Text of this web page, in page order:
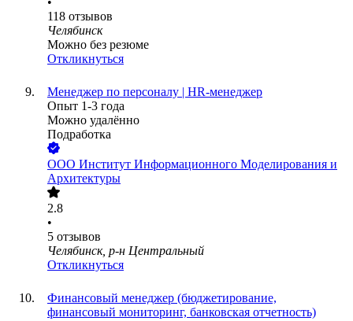
118 отзывов
Челябинск
Можно без резюме
Откликнуться
Менеджер по персоналу | HR-менеджер
Опыт 1-3 года
Можно удалённо
Подработка
ООО Институт Информационного Моделирования и
Архитектуры
2.8
•
5 отзывов
Челябинск, р-н Центральный
Откликнуться
Финансовый менеджер (бюджетирование,
финансовый мониторинг, банковская отчетность)